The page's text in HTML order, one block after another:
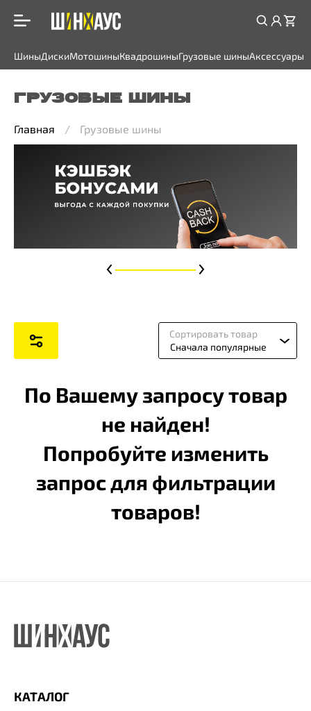
ШиныДискиМотошиныКвадрошиныГрузовые шиныАксессуары
ГРУЗОВЫЕ ШИНЫ
Главная Грузовые шины
Сортировать товар
Сначала популярные
По Вашему запросу товар
не найден!
Попробуйте изменить
запрос для фильтрации
товаров!
КАТАЛОГ